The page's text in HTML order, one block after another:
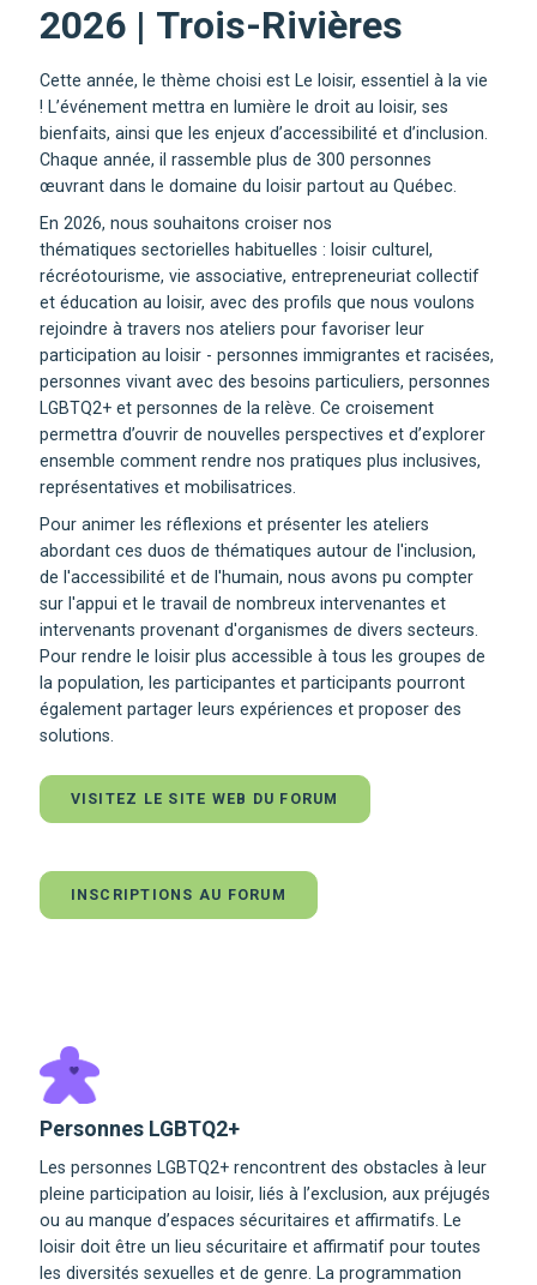
2026 | Trois-Rivières
Cette année, le thème choisi est Le loisir, essentiel à la vie
! L’événement mettra en lumière le droit au loisir, ses
bienfaits, ainsi que les enjeux d’accessibilité et d’inclusion.
Chaque année, il rassemble plus de 300 personnes
œuvrant dans le domaine du loisir partout au Québec.
En 2026, nous souhaitons croiser nos
thématiques sectorielles habituelles : loisir culturel,
récréotourisme, vie associative, entrepreneuriat collectif
et éducation au loisir, avec des profils que nous voulons
rejoindre à travers nos ateliers pour favoriser leur
participation au loisir - personnes immigrantes et racisées,
personnes vivant avec des besoins particuliers, personnes
LGBTQ2+ et personnes de la relève. Ce croisement
permettra d’ouvrir de nouvelles perspectives et d’explorer
ensemble comment rendre nos pratiques plus inclusives,
représentatives et mobilisatrices.
​Pour animer les réflexions et présenter les ateliers
abordant ces duos de thématiques autour de l'inclusion,
de l'accessibilité et de l'humain, nous avons pu compter
sur l'appui et le travail de nombreux intervenantes et
intervenants provenant d'organismes de divers secteurs.
Pour rendre le loisir plus accessible à tous les groupes de
la population, les participantes et participants pourront
également partager leurs expériences et proposer des
solutions.
VISITEZ LE SITE WEB DU FORUM
INSCRIPTIONS AU FORUM
Personnes LGBTQ2+
Les personnes LGBTQ2+ rencontrent des obstacles à leur
pleine participation au loisir, liés à l’exclusion, aux préjugés
ou au manque d’espaces sécuritaires et affirmatifs. Le
loisir doit être un lieu sécuritaire et affirmatif pour toutes
les diversités sexuelles et de genre. La programmation